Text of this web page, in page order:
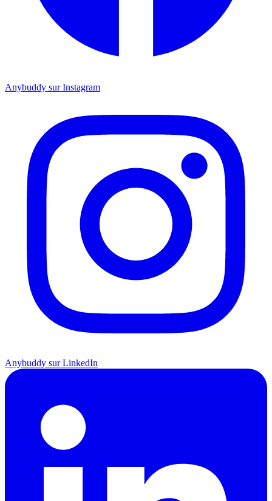
Anybuddy sur Instagram
Anybuddy sur LinkedIn